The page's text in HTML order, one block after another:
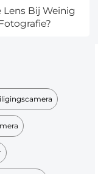
Lens Bij Weinig